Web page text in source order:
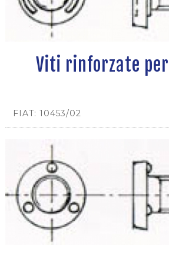
Viti rinforzate
FIAT: 10453/02